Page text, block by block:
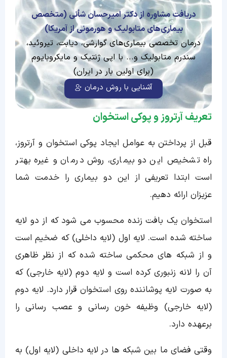
دریافت مشاوره از دکتر امیرحسان شأنی (متخصص
بیماری‌های متابولیک و هورمونی از آمریکا)
درمان تخصصی بیماری‌های گوارشی، دیابت، تیروئید،
سندرم متابولیک و... با اپی ژنتیک و مایکروبایوم
(برای اولین بار در ایران)
آشنایی با روش درمان
تعریف آرتروز و پوکی استخوان
قبل از پرداختن به عوامل ایجاد پوکی استخوان و آرتروز،
راه تشخیص این دو بیماری، روش درمان و غیره بهتر
است ابتدا تعریفی از این دو بیماری را خدمت شما
عزیزان ارائه دهیم.
استخوان یک بافت زنده محسوب می شود که از دو لایه
ساخته شده است. لایه اول (لایه داخلی) که ضخیم است
و از شبکه های محکمی ساخته شده که از نظر ظاهری
آن را لانه زنبوری کرده است و لایه دوم (لایه خارجی) که
به صورت لایه پوشاننده روی استخوان قرار دارد. لایه دوم
(لایه خارجی) وظیفه خون رسانی و عصب رسانی را
برعهده دارد.
وقتی فضای ما بین شبکه ها در لایه داخلی (لایه اول) به